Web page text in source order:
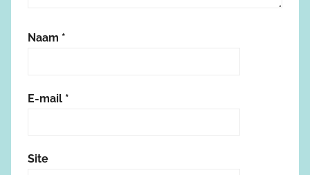
Naam *
E-mail *
Site